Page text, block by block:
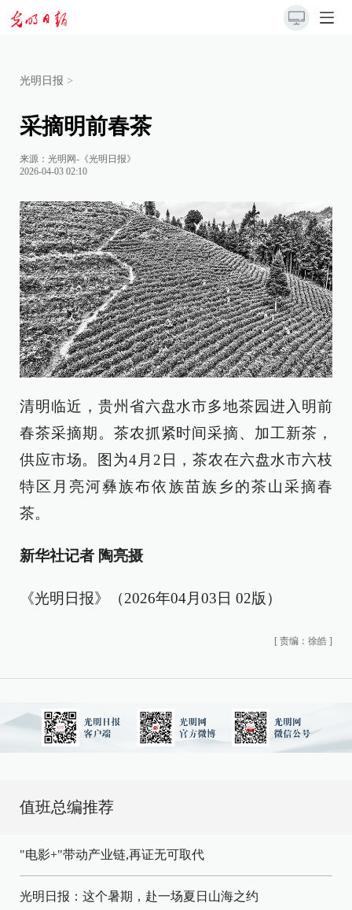
光明日报 >
采摘明前春茶
来源： 光明网-《光明日报》
2026-04-03 02:10
清明临近，贵州省六盘水市多地茶园进入明前
春茶采摘期。茶农抓紧时间采摘、加工新茶，
供应市场。图为4月2日，茶农在六盘水市六枝
特区月亮河彝族布依族苗族乡的茶山采摘春
茶。
新华社记者 陶亮摄
《光明日报》（2026年04月03日 02版）
[ 责编：徐皓 ]
值班总编推荐
"电影+"带动产业链,再证无可取代
光明日报：这个暑期，赴一场夏日山海之约